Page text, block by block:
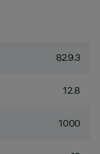
829.3
12.8
1000